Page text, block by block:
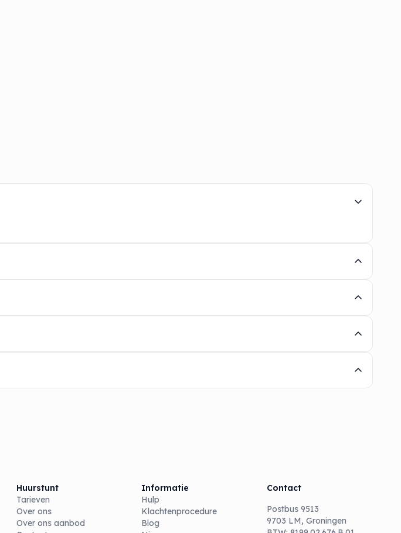
Huurstunt
Tarieven
Over ons
Over ons aanbod
Informatie
Hulp
Klachtenprocedure
Blog
Contact
Postbus 9513
9703 LM, Groningen